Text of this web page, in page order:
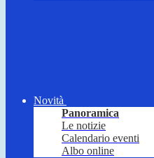
Novità
Panoramica
Le notizie
Calendario eventi
Albo online